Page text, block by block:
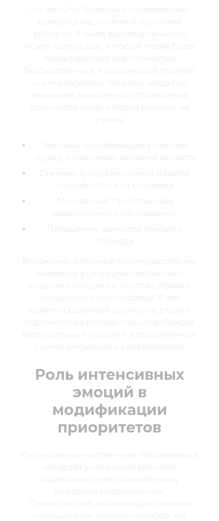
что импульс буквально перехватывает
контроль над системой принятия
выборов. В такие времена личность
может сделать шаг, который позже будет
представляться ему полностью
бессмысленным. Классический пример
— импульсивные покупки, когда под
влиянием мимолетного стремления
покупается вещь, которая реально не
нужна.
Телесные модификации: усиление
пульса, повышение активных веществ
Сужение фокуса внимания на цели
потребности или опасения
Мгновенная приостановка
рационального рассуждения
Повышение важности текущего
периода
Вторжение влечений преимущественно
очевидно в ситуациях, связанных с
мощными эмоциями: злостью, страхом,
энтузиазмом или любовью. В эти
времена разумные аргументы словно
отдаляются на второй план, освобождая
место сильным эмоциям и соединенным
с ними импульсами к деятельности.
Роль интенсивных
эмоций в
модификации
приоритетов
Интенсивные чувственные переживания
обладают уникальной умением
радикально перестраивать нашу
иерархию предпочтений.
Происшествия, вызывающие сильные
переживания, воспринимаются как